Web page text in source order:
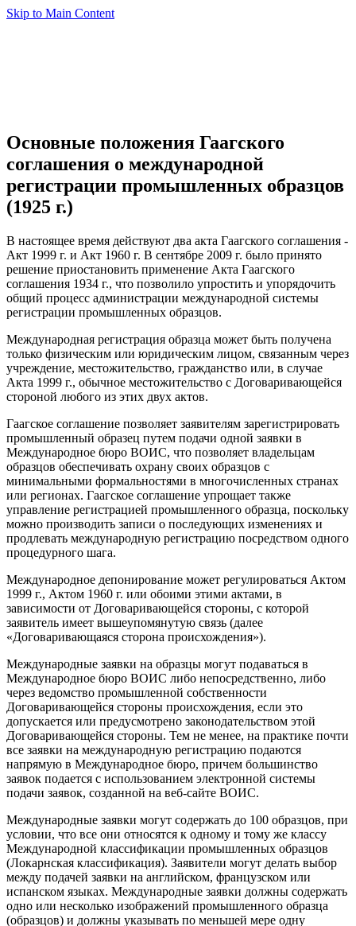
Skip to Main Content
Основные положения Гаагского
соглашения о международной
регистрации промышленных образцов
(1925 г.)
В настоящее время действуют два акта Гаагского соглашения -
Акт 1999 г. и Акт 1960 г. В сентябре 2009 г. было принято
решение приостановить применение Акта Гаагского
соглашения 1934 г., что позволило упростить и упорядочить
общий процесс администрации международной системы
регистрации промышленных образцов.
Международная регистрация образца может быть получена
только физическим или юридическим лицом, связанным через
учреждение, местожительство, гражданство или, в случае
Акта 1999 г., обычное местожительство с Договаривающейся
стороной любого из этих двух актов.
Гаагское соглашение позволяет заявителям зарегистрировать
промышленный образец путем подачи одной заявки в
Международное бюро ВОИС, что позволяет владельцам
образцов обеспечивать охрану своих образцов с
минимальными формальностями в многочисленных странах
или регионах. Гаагское соглашение упрощает также
управление регистрацией промышленного образца, поскольку
можно производить записи о последующих изменениях и
продлевать международную регистрацию посредством одного
процедурного шага.
Международное депонирование может регулироваться Актом
1999 г., Актом 1960 г. или обоими этими актами, в
зависимости от Договаривающейся стороны, с которой
заявитель имеет вышеупомянутую связь (далее
«Договаривающаяся сторона происхождения»).
Международные заявки на образцы могут подаваться в
Международное бюро ВОИС либо непосредственно, либо
через ведомство промышленной собственности
Договаривающейся стороны происхождения, если это
допускается или предусмотрено законодательством этой
Договаривающейся стороны. Тем не менее, на практике почти
все заявки на международную регистрацию подаются
напрямую в Международное бюро, причем большинство
заявок подается с использованием электронной системы
подачи заявок, созданной на веб-сайте ВОИС.
Международные заявки могут содержать до 100 образцов, при
условии, что все они относятся к одному и тому же классу
Международной классификации промышленных образцов
(Локарнская классификация). Заявители могут делать выбор
между подачей заявки на английском, французском или
испанском языках. Международные заявки должны содержать
одно или несколько изображений промышленного образца
(образцов) и должны указывать по меньшей мере одну